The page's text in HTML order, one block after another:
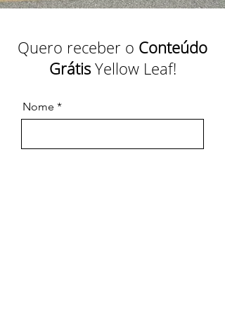
Quero receber o Conteúdo
Grátis Yellow Leaf!
Nome